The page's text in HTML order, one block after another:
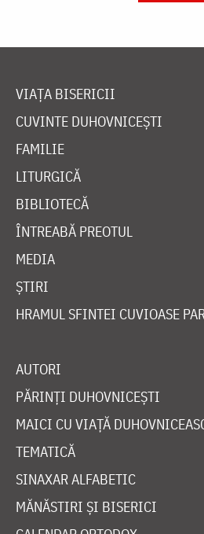
VIAȚA BISERICII
CUVINTE DUHOVNICEȘTI
FAMILIE
LITURGICĂ
BIBLIOTECĂ
ÎNTREABĂ PREOTUL
MEDIA
ȘTIRI
HRAMUL SFINTEI CUVIOASE
AUTORI
PĂRINȚI DUHOVNICEȘTI
MAICI CU VIAȚĂ
TEMATICĂ
SINAXAR ALFABETIC
MĂNĂSTIRI ȘI BISERICI